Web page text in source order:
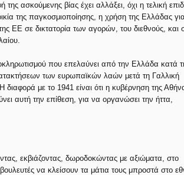
ασκούμενης βίας έχει αλλάξει, όχι η τελική
της παγκοσμιοποίησης, η χρήση της Ελλάδας
ΕΕ σε δικτατορία των αγορών, του διεθνούς, και
που επελαύνει από την Ελλάδα κατά
των ευρωπαϊκών λαών μετά τη Γαλλική
διαφορά με το 1941 είναι ότι η κυβέρνηση της
αυτή την επίθεση, για να οργανώσει την ήττα,
εκβιάζοντας, δωροδοκώντας με αξιώματα, στο
να κλείσουν τα μάτια τους μπροστά στο